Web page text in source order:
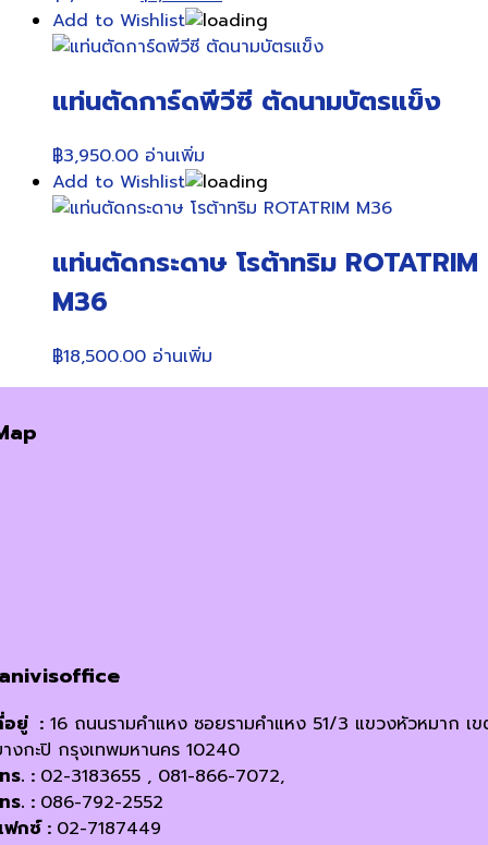
price
was:
price
is:
Add to Wishlist
แท่นตัดการ์ดพีวีซี ตัดนามบัตรแข็ง
฿3,950.00 อ่านเพิ่ม
Add to Wishlist
แท่นตัดกระดาษ โรต้าทริม ROTATRIM
M36
฿18,500.00 อ่านเพิ่ม
อยู่ : 16 ถนนรามคำแหง ซอยรามคำแหง 51/3 แขวงหัวหมาก เ
งกะปิ กรุงเทพมหานคร 10240
ร. : 02-3183655 , 081-866-7072,
ร. : 086-792-2552
กซ์ : 02-7187449